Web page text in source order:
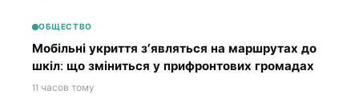
ОБЩЕСТВО
Мобільні укриття з’являться на маршрутах до
шкіл: що зміниться у прифронтових громадах
11 часов тому